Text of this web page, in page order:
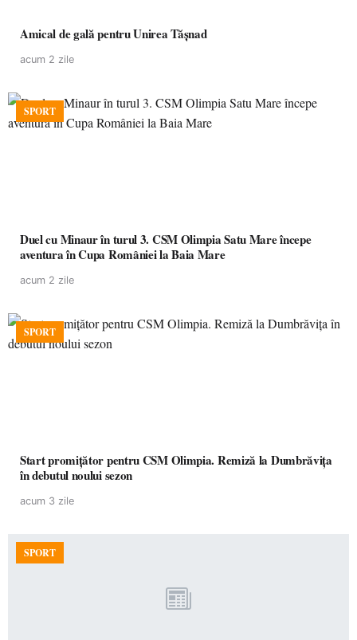
Amical de gală pentru Unirea Tășnad
acum 2 zile
SPORT
Duel cu Minaur în turul 3. CSM Olimpia Satu Mare începe
aventura în Cupa României la Baia Mare
acum 2 zile
SPORT
Start promițător pentru CSM Olimpia. Remiză la Dumbrăvița
în debutul noului sezon
acum 3 zile
SPORT